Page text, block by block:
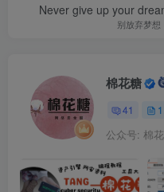
Never give up your
别放弃梦
棉花糖
41
公众号: 棉